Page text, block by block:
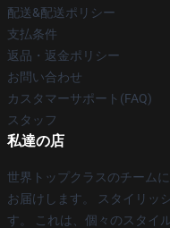
配送&配送ポリシー
支払条件
返品・返金ポリシー
お問い合わせ
カスタマーサポート(FAQ)
スタッフ
私達の店
世界トップクラスのチーム
お届けします。 スタイリッ
す。 これは、個々のスタイ